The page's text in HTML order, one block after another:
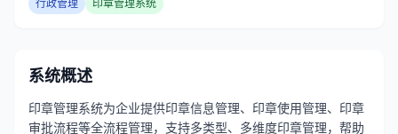
行政管理 印章管理系统
系统概述
印章管理系统为企业提供印章信息管理、印章使用管理、印章
审批流程等全流程管理，支持多类型、多维度印章管理，帮助